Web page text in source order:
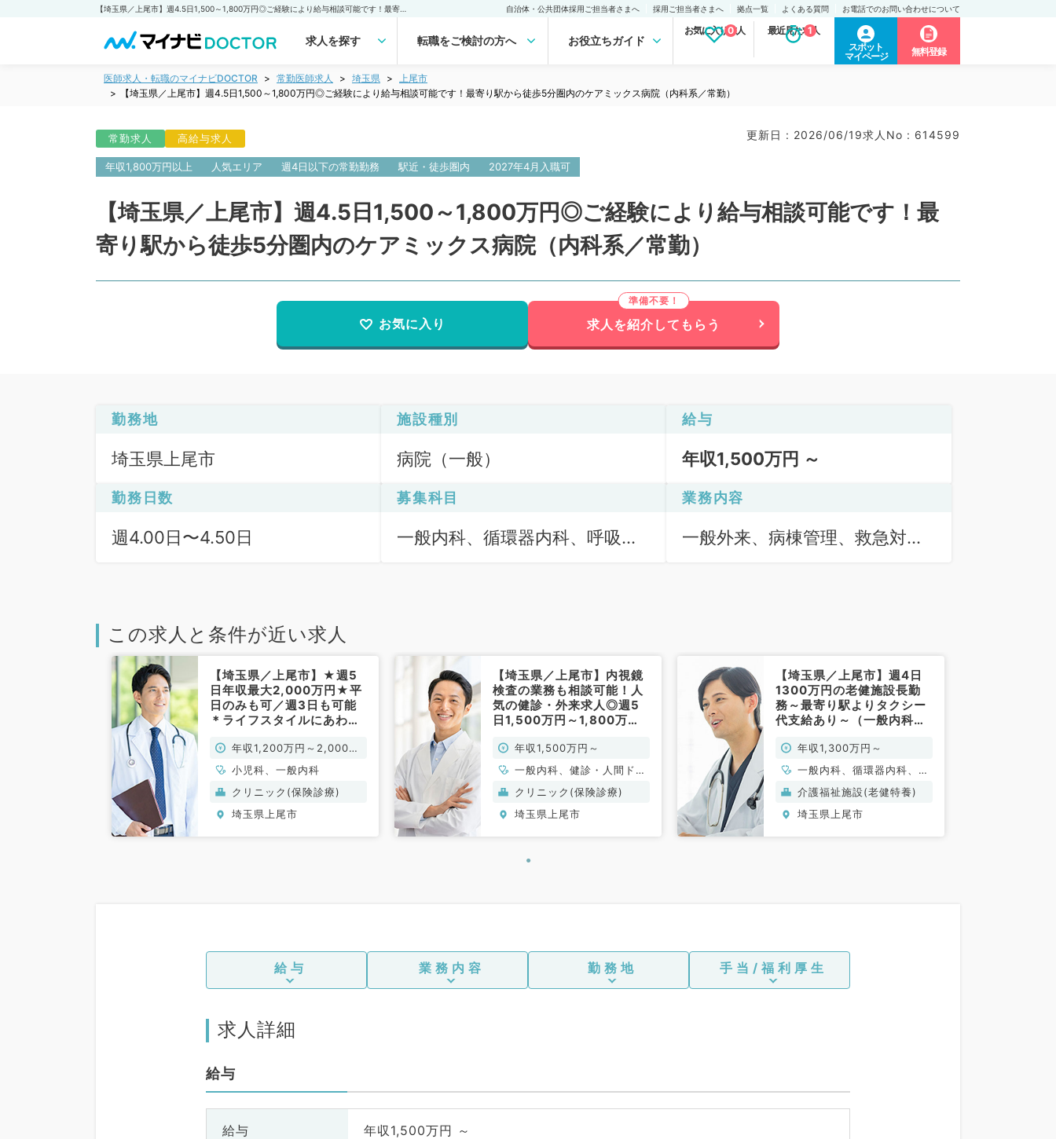
自治体・公共団体採用ご担当者さまへ 採用ご担当者さまへ 拠点一覧 よくある質問 お電話でのお問い合わせについて
求人を探す 転職をご検討の方へ お役立ちガイド
お気に入り求人
0 最近見た求人
1
スポット
マイページ
無料登録
医師求人・転職のマイナビDOCTOR 常勤医師求人 埼玉県
上尾市
【埼玉県／上尾市】週4.5日1,500～1,800万円◎ご経験により給与相談可能です！最寄り駅から徒歩5分圏内のケアミックス病院（内科系／常勤）
常勤求人 高給与求人 更新日 : 2026/06/19求人No : 614599
年収1,800万円以上 人気エリア 週4日以下の常勤勤務 駅近・徒歩圏内 2027年4月入職可
【埼玉県／上尾市】週4.5日1,500～1,800万円◎ご経験により給与相談可能です！最
寄り駅から徒歩5分圏内のケアミックス病院（内科系／常勤）
お気に入り 求人を紹介してもらう
勤務地
埼玉県上尾市
施設種別
病院（一般）
給与
年収1,500万円 ～
勤務日数
週4.00日〜4.50日
募集科目
一般内科、循環器内科、呼吸器
業務内容
一般外来、病棟管理、救急対
この求人と条件が近い求人
【埼玉県／上尾市】★週5
日年収最大2,000万円★平
日のみも可／週3日も可能
＊ライフスタイルにあわせ
内の小児科クリニックで内
科外来の募集！（一般内科
／常勤）
年収1,200万円～2,000万
円
小児科、一般内科
クリニック(保険診療)
埼玉県上尾市
【埼玉県／上尾市】内視鏡
検査の業務も相談可能！人
気の健診・外来求人◎週5
日1,500万円～1,800万
科系／常勤）
年収1,500万円～
一般内科、健診・人間ドッ
ク
クリニック(保険診療)
埼玉県上尾市
【埼玉県／上尾市】週4日
1300万円の老健施設長勤
務～最寄り駅よりタクシー
代支給あり～（一般内科／
年収1,300万円～
一般内科、循環器内科、呼
吸器内科、消化器内科、老
年内科、科目不問
介護福祉施設(老健特養)
埼玉県上尾市
給与 業務内容 勤務地 手当/福利厚生
求人詳細
給与
給与 年収1,500万円 ～